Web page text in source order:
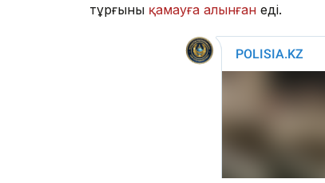
тұрғыны қамауға алынған еді.